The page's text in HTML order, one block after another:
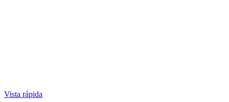
Vista rápida